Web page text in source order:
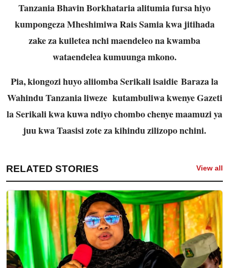
Tanzania Bhavin Borkhataria alitumia fursa hiyo
kumpongeza Mheshimiwa Rais Samia kwa jitihada
zake za kuiletea nchi maendeleo na kwamba
wataendelea kumuunga mkono.
Pia, kiongozi huyo aliiomba Serikali isaidie Baraza la
Wahindu Tanzania liweze kutambuliwa kwenye Gazeti
la Serikali kwa kuwa ndiyo chombo chenye maamuzi ya
juu kwa Taasisi zote za kihindu zilizopo nchini.
RELATED STORIES View all